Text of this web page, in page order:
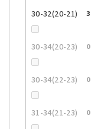
30-32(20-21) 3
30-34(20-23) 0
30-34(22-23) 0
31-34(21-23) 0